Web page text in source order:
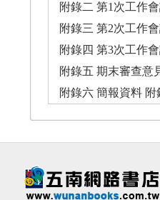
附錄二 第1次工作
附錄三 第2次工作
附錄四 第3次工作
附錄五 期末審查意
附錄六 簡報資料 附